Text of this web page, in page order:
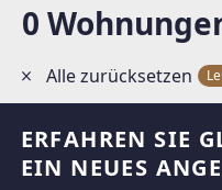
0
Alle zurücksetzen
ERFAHREN SIE
EIN NEUES